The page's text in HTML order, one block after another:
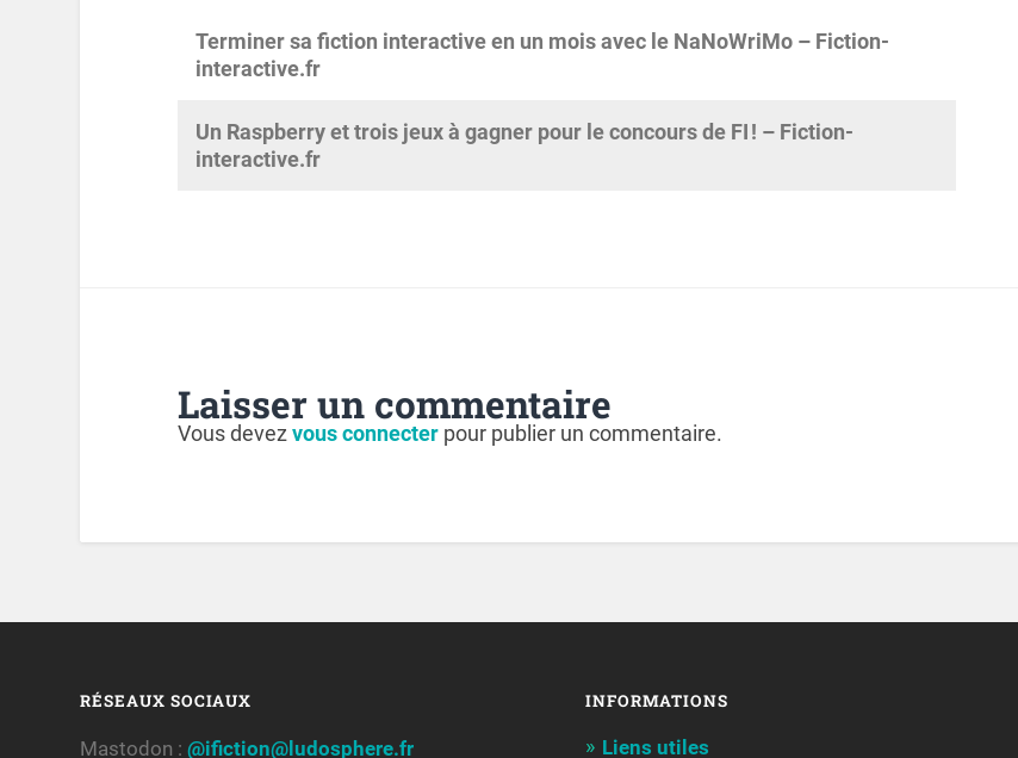
Terminer sa fiction interactive en un mois avec le NaNoWriMo – Fiction-
interactive.fr
Un Raspberry et trois jeux à gagner pour le concours de FI ! – Fiction-
interactive.fr
Laisser un commentaire
Vous devez vous connecterpour publier un commentaire.
RÉSEAUX SOCIAUX
Mastodon :@ifiction@ludosphere.fr
INFORMATIONS
Liens utiles